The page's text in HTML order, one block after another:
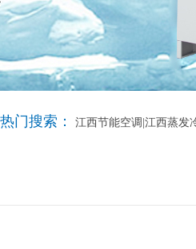
热门搜索： 江西节能空调|江西蒸发